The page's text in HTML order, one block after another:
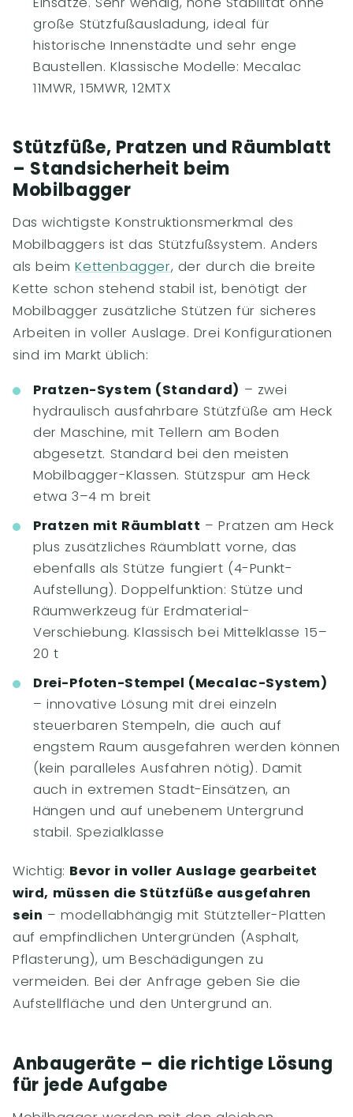
große Stützfußausladung, ideal für
historische Innenstädte und sehr enge
Baustellen. Klassische Modelle: Mecalac
11MWR, 15MWR, 12MTX
Stützfüße, Pratzen und Räumblatt
– Standsicherheit beim
Mobilbagger
Das wichtigste Konstruktionsmerkmal des
Mobilbaggers ist das Stützfußsystem. Anders
als beimKettenbagger, der durch die breite
Kette schon stehend stabil ist, benötigt der
Mobilbagger zusätzliche Stützen für sicheres
Arbeiten in voller Auslage. Drei Konfigurationen
sind im Markt üblich:
Pratzen-System (Standard) – zwei
hydraulisch ausfahrbare Stützfüße am Heck
der Maschine, mit Tellern am Boden
abgesetzt. Standard bei den meisten
Mobilbagger-Klassen. Stützspur am Heck
etwa 3–4 m breit
Pratzen mit Räumblatt – Pratzen am Heck
plus zusätzliches Räumblatt vorne, das
ebenfalls als Stütze fungiert (4-Punkt-
Aufstellung). Doppelfunktion: Stütze und
Räumwerkzeug für Erdmaterial-
Verschiebung. Klassisch bei Mittelklasse 15–
20 t
Drei-Pfoten-Stempel (Mecalac-System)
– innovative Lösung mit drei einzeln
steuerbaren Stempeln, die auch auf
engstem Raum ausgefahren werden können
(kein paralleles Ausfahren nötig). Damit
auch in extremen Stadt-Einsätzen, an
Hängen und auf unebenem Untergrund
stabil. Spezialklasse
Wichtig: Bevor in voller Auslage gearbeitet
wird, müssen die Stützfüße ausgefahren
sein – modellabhängig mit Stützteller-Platten
auf empfindlichen Untergründen (Asphalt,
Pflasterung), um Beschädigungen zu
vermeiden. Bei der Anfrage geben Sie die
Aufstellfläche und den Untergrund an.
Anbaugeräte – die richtige Lösung
für jede Aufgabe